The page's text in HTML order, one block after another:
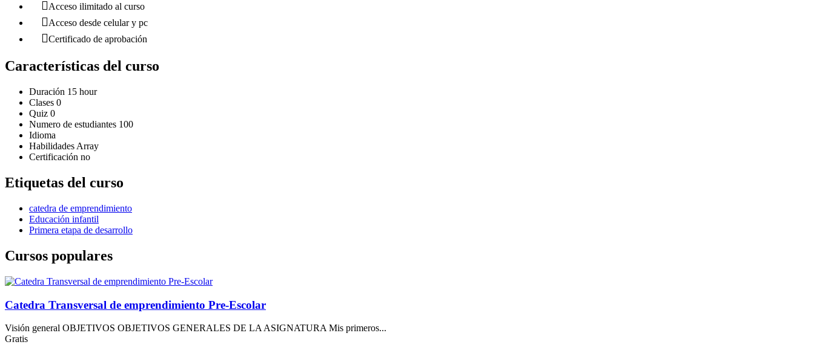
Acceso ilimitado al curso
Acceso desde celular y pc
Certificado de aprobación
Características del curso
Duración 15 hour
Clases 0
Quiz 0
Numero de estudiantes 100
Idioma
Habilidades Array
Certificación no
Etiquetas del curso
catedra de emprendimiento
Educación infantil
Primera etapa de desarrollo
Cursos populares
Catedra Transversal de emprendimiento Pre-Escolar
Visión general OBJETIVOS OBJETIVOS GENERALES DE LA ASIGNATURA Mis primeros...
Gratis